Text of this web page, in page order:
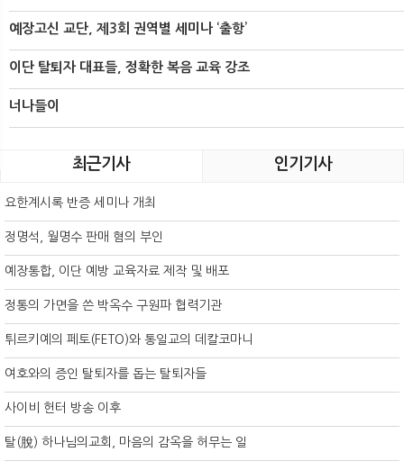
예장고신 교단, 제3회 권역별 세미나 ‘출항’
이단 탈퇴자 대표들, 정확한 복음 교육 강조
너나들이
최근기사 인기기사
요한계시록 반증 세미나 개최
정명석, 월명수 판매 혐의 부인
예장통합, 이단 예방 교육자료 제작 및 배포
정통의 가면을 쓴 박옥수 구원파 협력기관
튀르키예의 페토(FETO)와 통일교의 데칼코마니
여호와의 증인 탈퇴자를 돕는 탈퇴자들
사이비 헌터 방송 이후
탈(脫) 하나님의교회, 마음의 감옥을 허무는 일